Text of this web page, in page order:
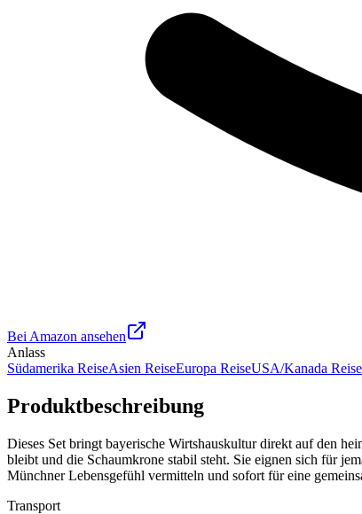
Bei Amazon ansehen
Anlass
Südamerika ReiseAsien ReiseEuropa ReiseUSA/Kanada Reise
Produktbeschreibung
Dieses Set bringt bayerische Wirtshauskultur direkt auf den
bleibt und die Schaumkrone stabil steht. Sie eignen sich für
Münchner Lebensgefühl vermitteln und sofort für eine
Transport